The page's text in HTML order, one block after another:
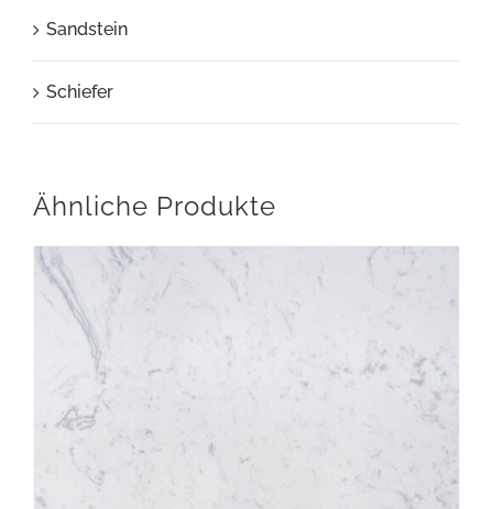
Sandstein
Schiefer
Ähnliche Produkte